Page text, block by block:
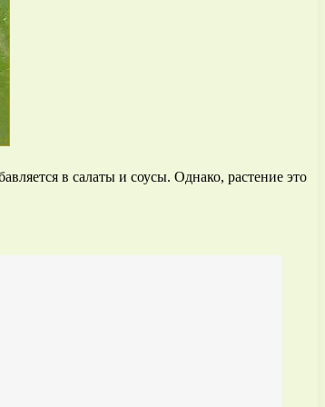
в салаты и соусы. Однако, растение это